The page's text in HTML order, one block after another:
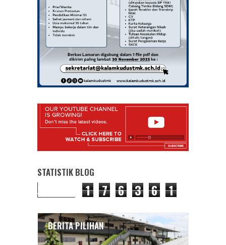
STATISTIK BLOG
1 7 6 3 6 1
BERITA PILIHAN